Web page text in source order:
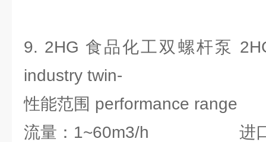
9. 2HG 食品化工双螺杆泵
industry twin-
性能范围 performance range
流量：1~60m3/h 进口压